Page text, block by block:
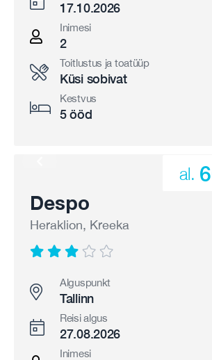
17.10.2026
Inimesi
2
Toitlustus ja toatüüp
Küsi sobivat
Kestvus
5 ööd
Despo
Heraklion, Kreeka
al.
Alguspunkt
Tallinn
Reisi algus
27.08.2026
Inimesi